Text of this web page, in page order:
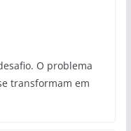
O problema
transformam em